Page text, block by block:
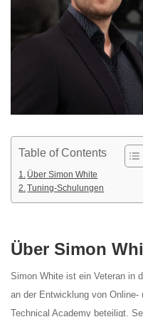
Table of Contents
Über Simon White
Tuning-Schulungen
Über Simon
Simon White ist ein Veteran in
an der Entwicklung von
Technical Academy beteiligt.